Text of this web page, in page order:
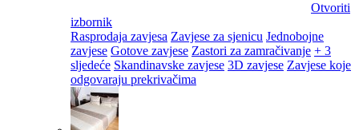
Otvoriti
izbornik
Rasprodaja zavjesa Zavjese za sjenicu Jednobojne
zavjese Gotove zavjese Zastori za zamračivanje + 3
sljedeće Skandinavske zavjese 3D zavjese Zavjese koje
odgovaraju prekrivačima